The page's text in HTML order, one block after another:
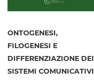
ONTOGENESI,
FILOGENESI E
DIFFERENZIAZIONE DEI
SISTEMI COMUNICATIVI